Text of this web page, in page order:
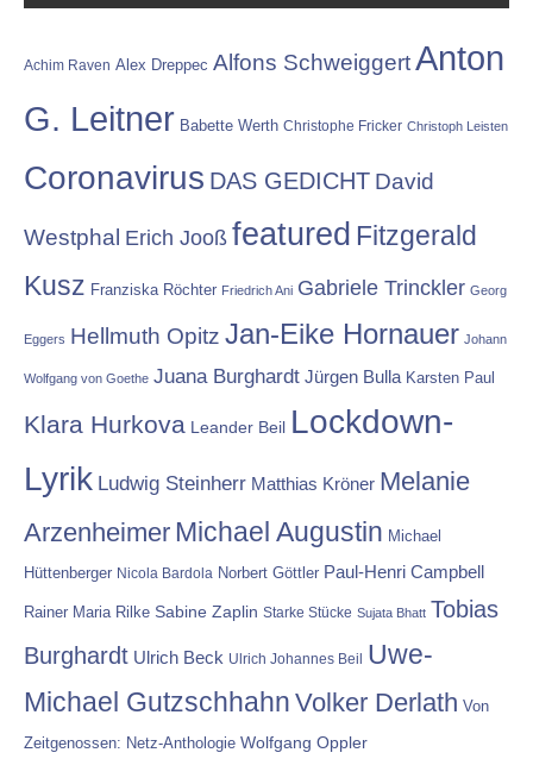
Achim Raven Alex Dreppec Alfons SchweiggertAnton
G. Leitner Babette Werth Christophe Fricker Christoph Leisten
Coronavirus DAS GEDICHT David
Westphal Erich Jooß featured Fitzgerald
Kusz Franziska Röchter Friedrich Ani Gabriele Trinckler Georg
Eggers Hellmuth Opitz Jan-Eike Hornauer Johann
Wolfgang von Goethe Juana Burghardt Jürgen Bulla Karsten Paul
Klara Hurkova Leander Beil Lockdown-
Lyrik Ludwig Steinherr Matthias Kröner Melanie
Arzenheimer Michael Augustin Michael
Hüttenberger Nicola Bardola Norbert Göttler Paul-Henri Campbell
Rainer Maria Rilke Sabine Zaplin Starke Stücke Sujata Bhatt Tobias
Burghardt Ulrich Beck Ulrich Johannes Beil Uwe-
Michael Gutzschhahn Volker Derlath Von
Zeitgenossen: Netz-Anthologie Wolfgang Oppler